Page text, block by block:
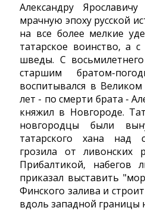
Александру
мрачную эпоху русской
на все более мелкие
татарское воинство, а
шведы. С
старшим братом-
воспитывался в
лет - по смерти брата -
княжил в Новгороде.
новгородцы были
татарского хана над
грозила от ливонских
Прибалтикой, набегов
приказал выставить
Финского залива и
вдоль западной границы